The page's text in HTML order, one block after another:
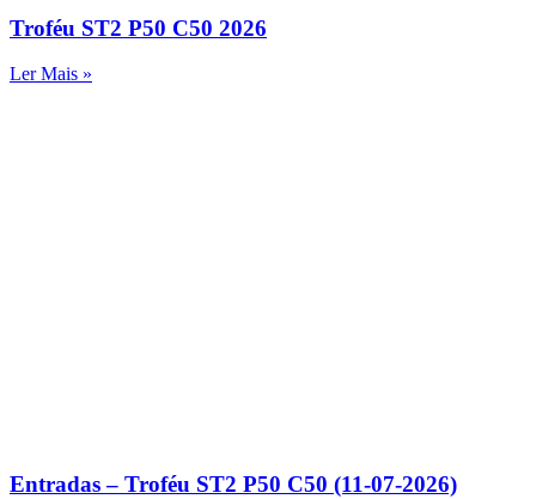
Troféu ST2 P50 C50 2026
Ler Mais »
Entradas – Troféu ST2 P50 C50 (11-07-2026)